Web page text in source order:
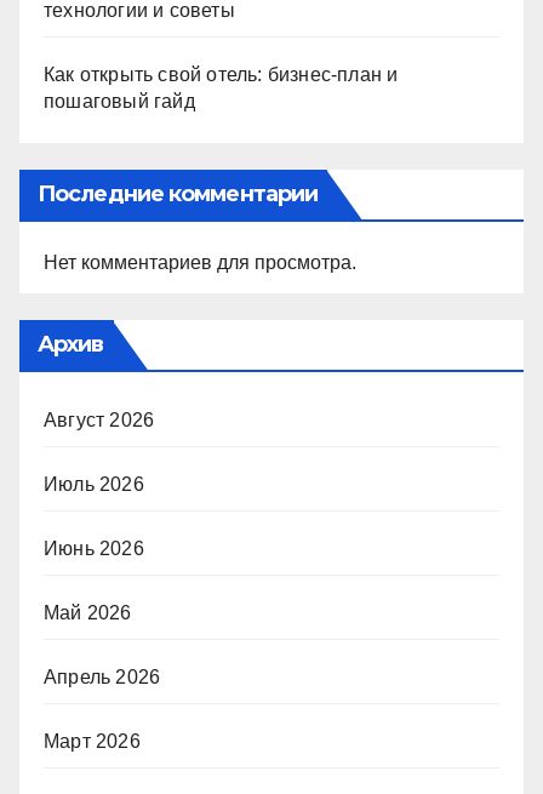
технологии и советы
Как открыть свой отель: бизнес-план и
пошаговый гайд
Последние комментарии
Нет комментариев для просмотра.
Архив
Август 2026
Июль 2026
Июнь 2026
Май 2026
Апрель 2026
Март 2026